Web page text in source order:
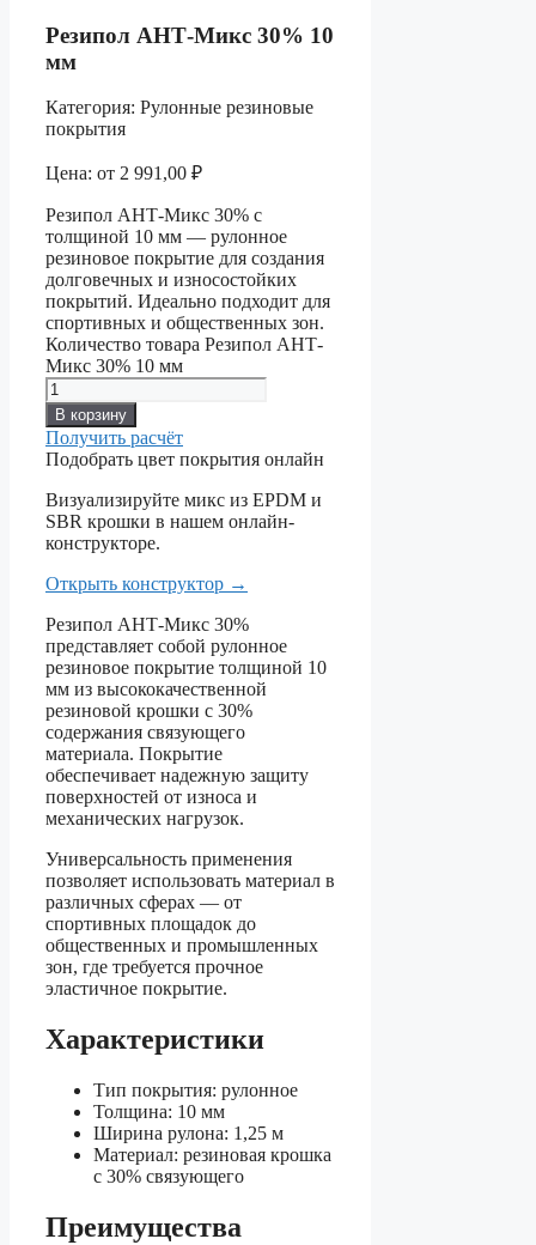
Резипол АНТ-Микс 30% 10
мм
Категория: Рулонные резиновые
покрытия
Цена: от 2 991,00 ₽
Резипол АНТ-Микс 30% с
толщиной 10 мм — рулонное
резиновое покрытие для создания
долговечных и износостойких
покрытий. Идеально подходит для
спортивных и общественных зон.
Количество товара Резипол АНТ-
Микс 30% 10 мм
В корзину
Получить расчёт
Подобрать цвет покрытия онлайн
Визуализируйте микс из EPDM и
SBR крошки в нашем онлайн-
конструкторе.
Открыть конструктор →
Резипол АНТ-Микс 30%
представляет собой рулонное
резиновое покрытие толщиной 10
мм из высококачественной
резиновой крошки с 30%
содержания связующего
материала. Покрытие
обеспечивает надежную защиту
поверхностей от износа и
механических нагрузок.
Универсальность применения
позволяет использовать материал в
различных сферах — от
спортивных площадок до
общественных и промышленных
зон, где требуется прочное
эластичное покрытие.
Характеристики
Тип покрытия: рулонное
Толщина: 10 мм
Ширина рулона: 1,25 м
Материал: резиновая крошка
с 30% связующего
Преимущества